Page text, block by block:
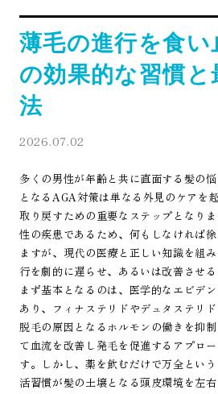
薄毛の進行を食い
の効果的な習慣と
法
2026.07.02
多くの男性が年齢と共に直面する髪の
となるAGA対策は単なる外見のケアを
取り戻すための重要なステップとなり
性の疾患であるため、何もしなければ
ますが、現代の医療と正しい知識を組
行を劇的に遅らせ、あるいは改善させる
まず基本となるのは、医学的なエビデ
あり、フィナステリドやデュタステリ
脱毛の原因となるホルモンの働きを抑
て血流を改善し発毛を促進するアプロ
す。しかし、薬を飲むだけで万全とい
活習慣が髪の土壌となる頭皮環境を左